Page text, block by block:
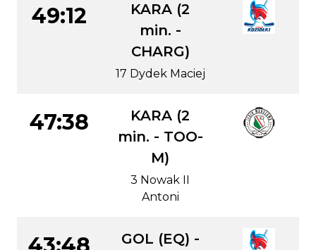
49:12
KARA (2
min. -
CHARG)
17 Dydek Maciej
47:38
KARA (2
min. - TOO-
M)
3 Nowak II
Antoni
GOL (EQ) -